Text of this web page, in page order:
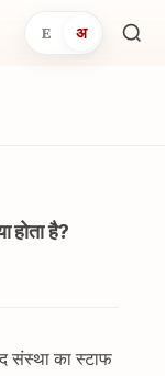
E अ
होता है?
संस्था का स्टाफ